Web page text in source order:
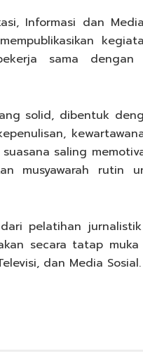
Informasi dan
sama dengan
solid, dibentuk
saling
musyawarah rutin
pelatihan
secara tatap
dan Media Sosial.